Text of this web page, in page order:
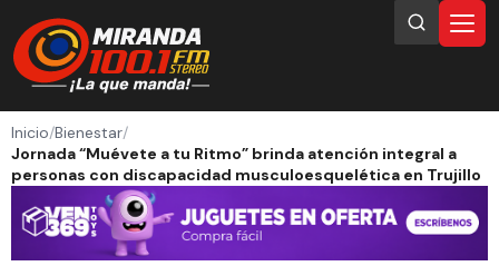
Inicio/Bienestar/
Jornada “Muévete a tu Ritmo” brinda atención integral a
personas con discapacidad musculoesquelética en Trujillo